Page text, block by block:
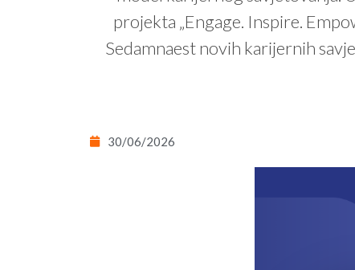
projekta „Engage. Inspire.
Sedamnaest novih karijernih
30/06/2026